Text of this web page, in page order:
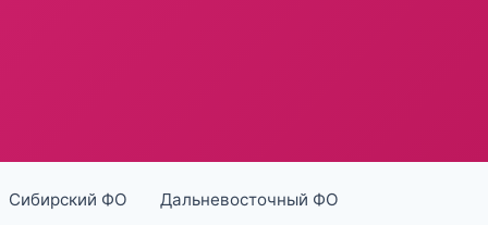
Сибирский ФО Дальневосточный ФО